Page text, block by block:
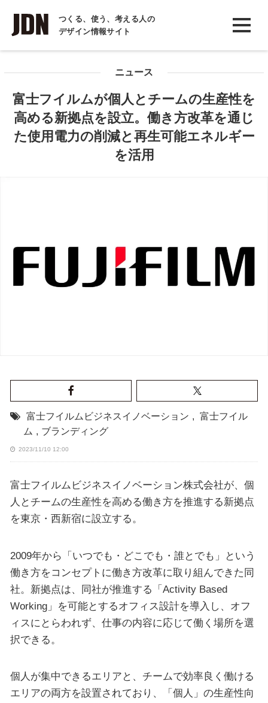
つくる、使う、考える人の
デザイン情報サイト
INTERVIEW
インタビュー
COLUMN
コラム
ニュース
富士フイルムが個人とチームの生産性を
高める新拠点を設立。働き方改革を通じ
た使用電力の削減と再生可能エネルギー
を活用
富士フイルムビジネスイノベーション , 富士フイル
ム , ブランディング
2023/11/10 12:00
富士フイルムビジネスイノベーション株式会社が、個
人とチームの生産性を高める働き方を推進する新拠点
を東京・西新宿に設立する。
2009年から「いつでも・どこでも・誰とでも」という
働き方をコンセプトに働き方改革に取り組んできた同
社。新拠点は、同社が推進する「Activity Based
Working」を可能とするオフィス設計を導入し、オフ
ィスにとらわれず、仕事の内容に応じて働く場所を選
択できる。
個人が集中できるエリアと、チームで効率良く働ける
エリアの両方を設置されており、「個人」の生産性向